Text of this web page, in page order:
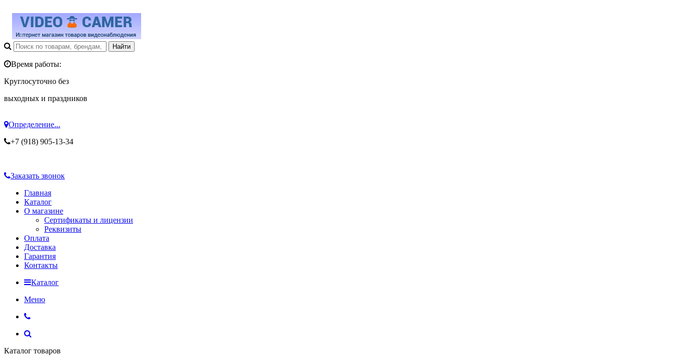
Время работы:
Круглосуточно без
выходных и праздников
Определение...
+7 (918) 905-13-34
Заказать звонок
Главная
Каталог
О магазине
Сертификаты и лицензии
Реквизиты
Оплата
Доставка
Гарантия
Контакты
Каталог
Меню
Каталог товаров